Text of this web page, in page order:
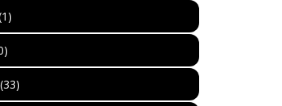
(33)